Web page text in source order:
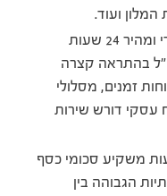
ועוד.
לקוחות עסקיים הדורשים טיפול מיידי ומהיר 24 שעות
בהתראה קצרה
זמנים, מסלולי
עסקי דורש שירות
משקיע סכומי כסף
הגבוהה בין